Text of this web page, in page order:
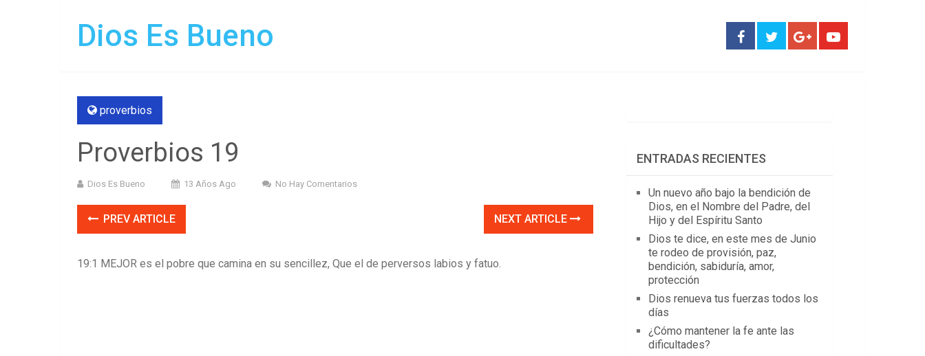
Dios Es Bueno
proverbios
Proverbios 19
Dios Es Bueno 13 Años Ago No Hay Comentarios
PREV ARTICLE NEXT ARTICLE
19:1 MEJOR es el pobre que camina en su sencillez, Que el de perversos labios y fatuo.
ENTRADAS RECIENTES
Un nuevo año bajo la bendición de
Dios, en el Nombre del Padre, del
Hijo y del Espíritu Santo
Dios te dice, en este mes de Junio
te rodeo de provisión, paz,
bendición, sabiduría, amor,
protección
Dios renueva tus fuerzas todos los
días
¿Cómo mantener la fe ante las
dificultades?